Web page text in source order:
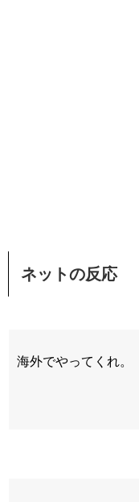
ネットの反応
海外でやってくれ。